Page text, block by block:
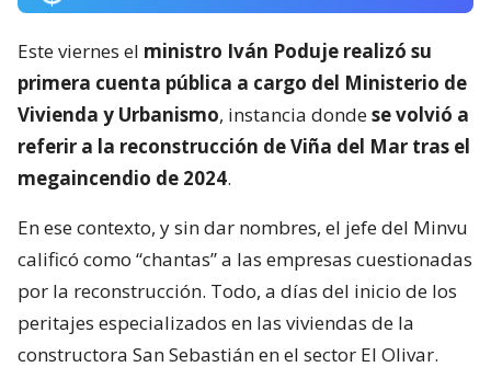
Este viernes el ministro Iván Poduje realizó su
primera cuenta pública a cargo del Ministerio de
Vivienda y Urbanismo, instancia dondese volvió a
referir a la reconstrucción de Viña del Mar tras el
megaincendio de 2024.
En ese contexto, y sin dar nombres, el jefe del Minvu
calificó como “chantas” a las empresas cuestionadas
por la reconstrucción. Todo, a días del inicio de los
peritajes especializados en las viviendas de la
constructora San Sebastián en el sector El Olivar.